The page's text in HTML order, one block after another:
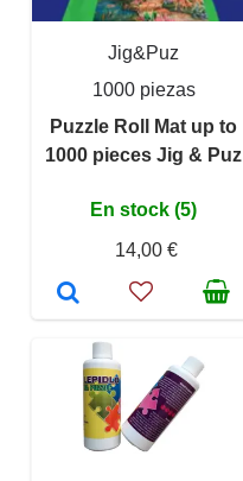
Jig&Puz
1000 piezas
Puzzle Roll Mat up to
1000 pieces Jig & Puz
En stock (5)
14,00 €